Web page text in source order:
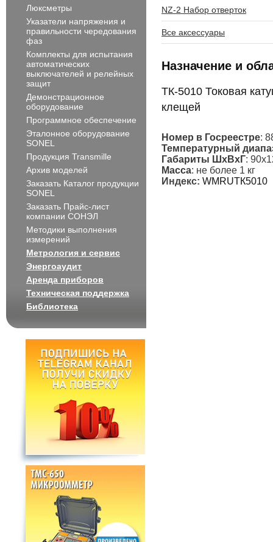
Люксметры
Указатели напряжения и
правильности чередования
фаз
Комплекты для испытания
автоматических
выключателей и релейных
защит
Демонстрационное
оборудование
Программное обеспечение
Эталонное оборудование
SONEL
Продукция Transmille
Архив моделей
Заказать Каталог продукции
SONEL
Заказать Прайс-лист
компании СОНЭЛ
Методики выполнения
измерений
Метрология и сервис
Энергоаудит
Аренда приборов
Техническая поддержка
Библиотека
NZ-2 Набор отверток
Все аксессуары
Назначение и
ТК-5010 Токовая
клещей
Номер в Госреестре:
Температурный
Габариты ШxВxГ:
Масса: не более 1 кг
Индекс: WMRUТК5010